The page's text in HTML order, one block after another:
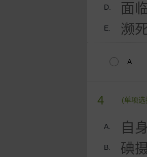
D. 面
E. 濒
A
4 (单项选
A. 自
B. 碘